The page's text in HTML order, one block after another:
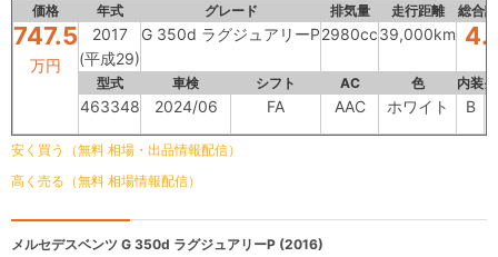
価格 年式 グレード 排気量 走行距離 総合
747.5
万円
2017
(平成29)
G 350d ラグジュアリーP2980cc39,000km
型式 車検 シフト AC 色 内装
463348 2024/06 FA AAC ホワイト B
安く買う（無料 相場・出品情報配信）
高く売る（無料 相場情報配信）
メルセデスベンツ G 350d ラグジュアリーP (2016)